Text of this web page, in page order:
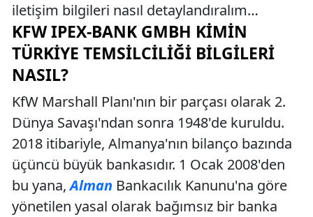
iletişim bilgileri nasıl detaylandıralım…
KFW IPEX-BANK GMBH KIMIN
TÜRKIYE TEMSILCILIĞI BILGILERI
NASIL?
KfW Marshall Planı'nın bir parçası olarak 2.
Dünya Savaşı'ndan sonra 1948'de kuruldu.
2018 itibariyle, Almanya'nın bilanço bazında
üçüncü büyük bankasıdır. 1 Ocak 2008'den
bu yana,Alman Bankacılık Kanunu'na göre
yönetilen yasal olarak bağımsız bir banka